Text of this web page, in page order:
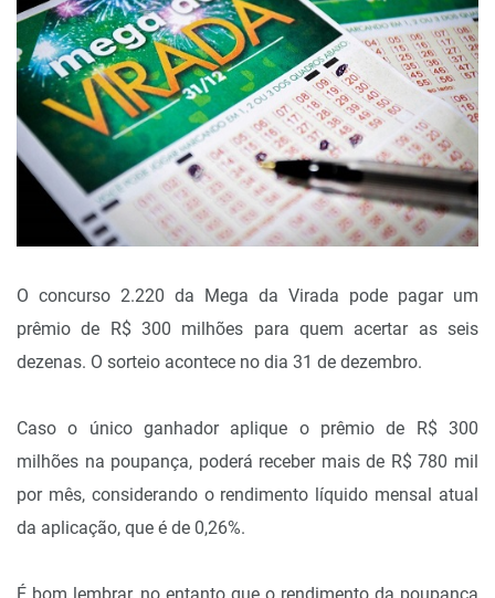
O concurso 2.220 da Mega da Virada pode pagar um
prêmio de R$ 300 milhões para quem acertar as seis
dezenas. O sorteio acontece no dia 31 de dezembro.
Caso o único ganhador aplique o prêmio de R$ 300
milhões na poupança, poderá receber mais de R$ 780 mil
por mês, considerando o rendimento líquido mensal atual
da aplicação, que é de 0,26%.
É bom lembrar, no entanto que o rendimento da poupança